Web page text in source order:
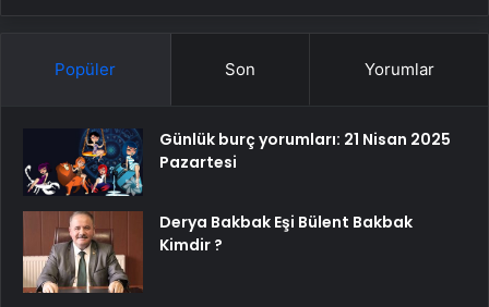
Popüler Son Yorumlar
Günlük burç yorumları: 21 Nisan 2025
Pazartesi
Derya Bakbak Eşi Bülent Bakbak
Kimdir ?